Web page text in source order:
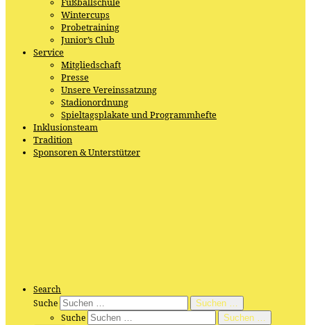
Wintercups
Probetraining
Junior’s Club
Service
Mitgliedschaft
Presse
Unsere Vereinssatzung
Stadionordnung
Spieltagsplakate und Programmhefte
Inklusionsteam
Tradition
Sponsoren & Unterstützer
Search
Suche
Suchen …
Suche
Suchen …